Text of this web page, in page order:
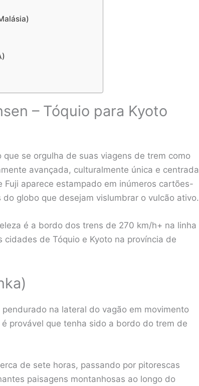
– Tóquio para Kyoto
se orgulha de suas viagens de trem como
avançada, culturalmente única e centrada
aparece estampado em inúmeros cartões-
globo que desejam vislumbrar o vulcão ativo.
é a bordo dos trens de 270 km/h+ na linha
de Tóquio e Kyoto na província de
na lateral do vagão em movimento
provável que tenha sido a bordo do trem de
de sete horas, passando por pitorescas
paisagens montanhosas ao longo do